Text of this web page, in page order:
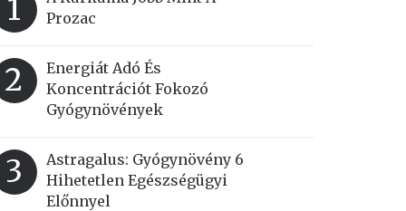
1
Prozac
2
Energiát Adó És
Koncentrációt Fokozó
Gyógynövények
3
Astragalus: Gyógynövény 6
Hihetetlen Egészségügyi
Előnnyel